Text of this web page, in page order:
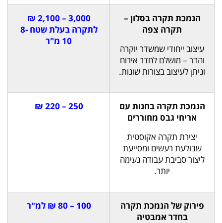
הנמכת תקרה בסלון –
תקרה צפה
עיצוב ייחודי שמשדר יוקרה
והדר – מושלם לחדר אירוח
וניתן לעיצוב בצורות שונות.
3,000 – 2,100 ₪
לתקרה בעלת שטח 8-
10 מ"ר
הנמכת תקרה בחנות עם
אריחי גבס מחוררים
יצירת תקרה אקוסטית
שבולעת רעשים ומסייעת
ליצור סביבת עבודה נעימה
יותר.
250 – 220 ₪
פירוק של הנמכת תקרה
בחדר אמבטיה
100 – 80 ₪ למ"ר